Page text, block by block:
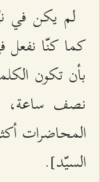
لم يكن في
كما كنّا نفعل
بأن تكون
نصف ساعة،
المحاضرات
السيّد].